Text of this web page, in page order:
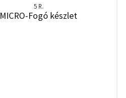
5 R.
MICRO-Fogó készlet